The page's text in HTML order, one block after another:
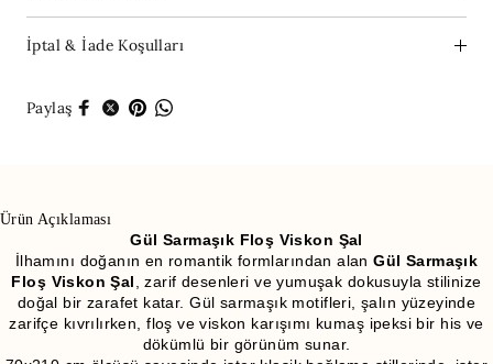
İptal & İade Koşulları
Paylaş
Ürün Açıklaması
Gül Sarmaşık Floş Viskon Şal
İlhamını doğanın en romantik formlarından alanGül Sarmaşık
Floş Viskon Şal , zarif desenleri ve yumuşak dokusuyla stilinize
doğal bir zarafet katar. Gül sarmaşık motifleri, şalın yüzeyinde
zarifçe kıvrılırken, floş ve viskon karışımı kumaş ipeksi bir his ve
dökümlü bir görünüm sunar.